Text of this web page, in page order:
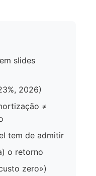
slides
2026)
≠
tem de admitir
o retorno
zero»)